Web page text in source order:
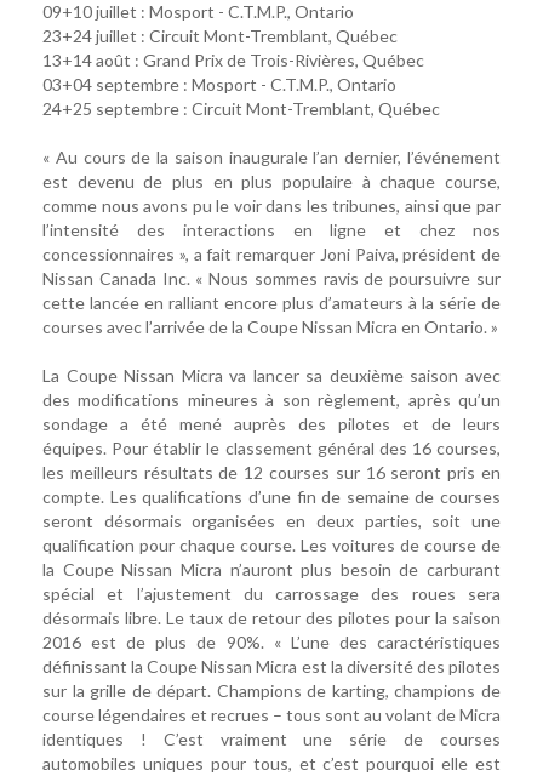
09+10 juillet : Mosport - C.T.M.P., Ontario
23+24 juillet : Circuit Mont-Tremblant, Québec
13+14 août : Grand Prix de Trois-Rivières, Québec
03+04 septembre : Mosport - C.T.M.P., Ontario
24+25 septembre : Circuit Mont-Tremblant, Québec
« Au cours de la saison inaugurale l’an dernier, l’événement
est devenu de plus en plus populaire à chaque course,
comme nous avons pu le voir dans les tribunes, ainsi que par
l’intensité des interactions en ligne et chez nos
concessionnaires », a fait remarquer Joni Paiva, président de
Nissan Canada Inc. « Nous sommes ravis de poursuivre sur
cette lancée en ralliant encore plus d’amateurs à la série de
courses avec l’arrivée de la Coupe Nissan Micra en Ontario. »
La Coupe Nissan Micra va lancer sa deuxième saison avec
des modifications mineures à son règlement, après qu’un
sondage a été mené auprès des pilotes et de leurs
équipes. Pour établir le classement général des 16 courses,
les meilleurs résultats de 12 courses sur 16 seront pris en
compte. Les qualifications d’une fin de semaine de courses
seront désormais organisées en deux parties, soit une
qualification pour chaque course. Les voitures de course de
la Coupe Nissan Micra n’auront plus besoin de carburant
spécial et l’ajustement du carrossage des roues sera
désormais libre. Le taux de retour des pilotes pour la saison
2016 est de plus de 90%. « L’une des caractéristiques
définissant la Coupe Nissan Micra est la diversité des pilotes
sur la grille de départ. Champions de karting, champions de
course légendaires et recrues – tous sont au volant de Micra
identiques ! C’est vraiment une série de courses
automobiles uniques pour tous, et c’est pourquoi elle est